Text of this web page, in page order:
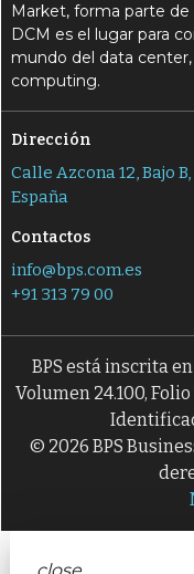
Market, forma parte
DCM es el lugar para
mundo del data
computing.
Dirección
Calle Azcona 12, Bajo
España
Contactos
info@bps.com.es
+91 313 79 00
BPS está inscrita
Volumen 24.100,
© 2026 BPS